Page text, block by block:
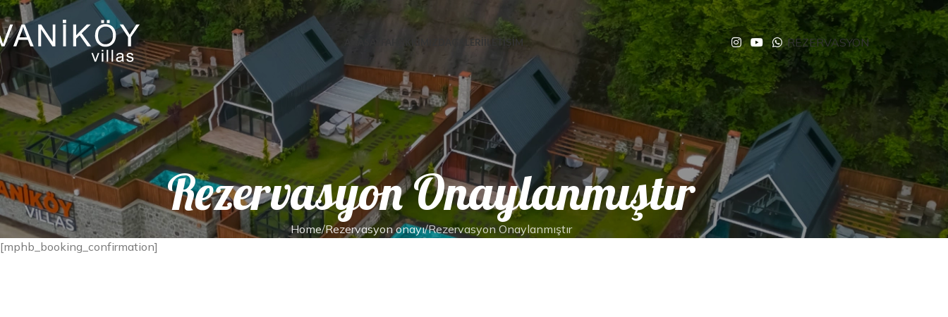
HAKKIMIZDA GALERİ İLETİŞİM REZERVASYON
Rezervasyon Onaylanmıştır
Home Rezervasyon onayı Rezervasyon Onaylanmıştır
[mphb_booking_confirmation]